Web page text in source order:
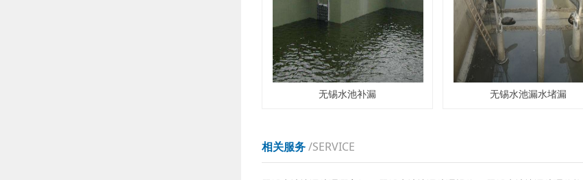
无锡水池补漏 无锡水池漏水堵漏
相关服务/SERVICE